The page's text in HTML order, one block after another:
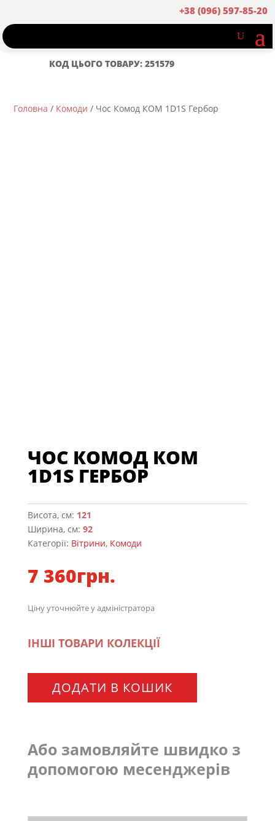
+38 (096) 597-85-20
КОД ЦЬОГО ТОВАРУ: 251579
Головна / Комоди / Чос Комод КОМ 1D1S Гербор
ЧОС КОМОД КОМ
1D1S ГЕРБОР
Висота, см: 121
Ширина, см: 92
Категорії: Вітрини, Комоди
7 360грн.
Ціну уточнюйте у адміністратора
ІНШІ ТОВАРИ КОЛЕКЦІЇ
ДОДАТИ В КОШИК
Або замовляйте швидко з
допомогою месенджерів